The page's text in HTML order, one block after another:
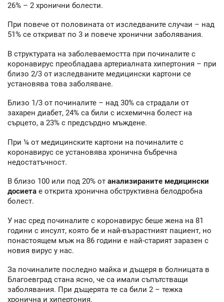
26% – 2 хронични болести.
При повече от половината от изследваните случаи – над
51% се откриват по 3 и повече хронични заболявания.
В структурата на заболеваемостта при починалите с
коронавирус преобладава артериалната хипертония – при
близо 2/3 от изследваните медицински картони се
установява това заболяване.
Близо 1/3 от починалите – над 30% са страдали от
захарен диабет, 24% са били с исхемична болест на
сърцето, а 23% с предсърдно мъждене.
При ¼ от медицинските картони на починалите с
коронавирус се установява хронична бъбречна
недостатъчност.
В близо 100 или под 20% от анализираните медицински
досиета е открита хронична обструктивна белодробна
болест.
У нас сред починалите с коронавирус беше жена на 81
години с инсулт, която бе и най-възрастният пациент, но
понастоящем мъж на 86 години е най-старият заразен с
новия вирус у нас.
За починалите последно майка и дъщеря в болницата в
Благоевград стана ясно, че са имали съпътстващи
заболявания. При дъщерята те са били 2 – тежка
хронична и хипертония.